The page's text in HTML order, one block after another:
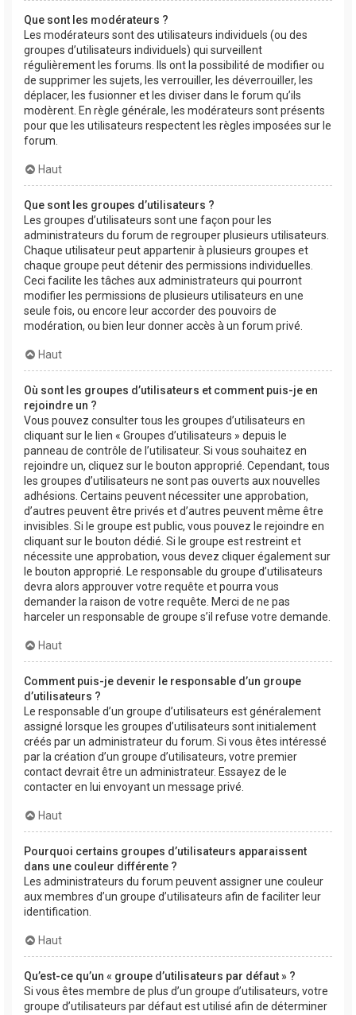
Que sont les modérateurs ?
Les modérateurs sont des utilisateurs individuels (ou des
groupes d’utilisateurs individuels) qui surveillent
régulièrement les forums. Ils ont la possibilité de modifier ou
de supprimer les sujets, les verrouiller, les déverrouiller, les
déplacer, les fusionner et les diviser dans le forum qu’ils
modèrent. En règle générale, les modérateurs sont présents
pour que les utilisateurs respectent les règles imposées sur le
forum.
Haut
Que sont les groupes d’utilisateurs ?
Les groupes d’utilisateurs sont une façon pour les
administrateurs du forum de regrouper plusieurs utilisateurs.
Chaque utilisateur peut appartenir à plusieurs groupes et
chaque groupe peut détenir des permissions individuelles.
Ceci facilite les tâches aux administrateurs qui pourront
modifier les permissions de plusieurs utilisateurs en une
seule fois, ou encore leur accorder des pouvoirs de
modération, ou bien leur donner accès à un forum privé.
Haut
Où sont les groupes d’utilisateurs et comment puis-je en
rejoindre un ?
Vous pouvez consulter tous les groupes d’utilisateurs en
cliquant sur le lien « Groupes d’utilisateurs » depuis le
panneau de contrôle de l’utilisateur. Si vous souhaitez en
rejoindre un, cliquez sur le bouton approprié. Cependant, tous
les groupes d’utilisateurs ne sont pas ouverts aux nouvelles
adhésions. Certains peuvent nécessiter une approbation,
d’autres peuvent être privés et d’autres peuvent même être
invisibles. Si le groupe est public, vous pouvez le rejoindre en
cliquant sur le bouton dédié. Si le groupe est restreint et
nécessite une approbation, vous devez cliquer également sur
le bouton approprié. Le responsable du groupe d’utilisateurs
devra alors approuver votre requête et pourra vous
demander la raison de votre requête. Merci de ne pas
harceler un responsable de groupe s’il refuse votre demande.
Haut
Comment puis-je devenir le responsable d’un groupe
d’utilisateurs ?
Le responsable d’un groupe d’utilisateurs est généralement
assigné lorsque les groupes d’utilisateurs sont initialement
créés par un administrateur du forum. Si vous êtes intéressé
par la création d’un groupe d’utilisateurs, votre premier
contact devrait être un administrateur. Essayez de le
contacter en lui envoyant un message privé.
Haut
Pourquoi certains groupes d’utilisateurs apparaissent
dans une couleur différente ?
Les administrateurs du forum peuvent assigner une couleur
aux membres d’un groupe d’utilisateurs afin de faciliter leur
identification.
Haut
Qu’est-ce qu’un « groupe d’utilisateurs par défaut » ?
Si vous êtes membre de plus d’un groupe d’utilisateurs, votre
groupe d’utilisateurs par défaut est utilisé afin de déterminer